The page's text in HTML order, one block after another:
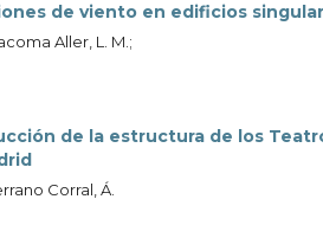
de viento en edificios
Aller, L. M.;
de la estructura de los
Corral, Á.